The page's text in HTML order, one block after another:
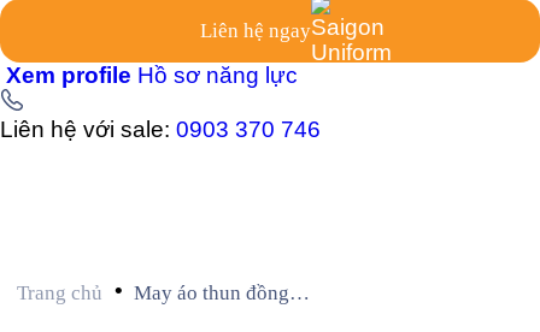
Liên hệ ngay
Xem profile Hồ sơ năng lực
Liên hệ với sale: 0903 370 746
Trang chủ • May áo thun đồng